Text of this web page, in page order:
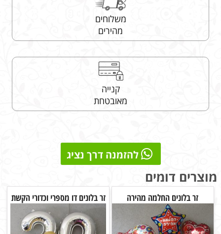
משלוחים
מהירים
קנייה
מאובטחת
להזמנה דרך נציג
מוצרים דומים
זר בלונים החלמה מהירה זר בלונים דו מספרי וכדורי הקשת